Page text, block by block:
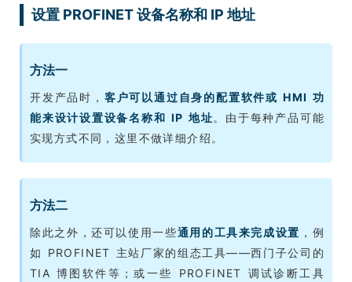
设置 PROFINET 设备名称和 IP 地址
方法一
开发产品时， 客户可以通过自身的配置软件或 HMI 功
能来设计设置设备名称和 IP 地址。由于每种产品可能
实现方式不同，这里不做详细介绍。
方法二
除此之外，还可以使用一些通用的工具来完成设置 ，例
如 PROFINET 主站厂家的组态工具——西门子公司的
TIA 博图软件等；或一些 PROFINET 调试诊断工具